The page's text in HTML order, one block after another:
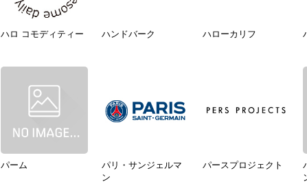
ハロ コモディティー ハンドバーク ハローカリフ
パーム
パリ・サンジェルマ
ン
パースプロジェクト